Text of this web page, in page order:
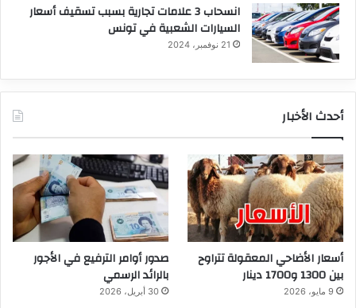
انسحاب 3 علامات تجارية بسبب تسقيف أسعار
السيارات الشعبية في تونس
21 نوفمبر، 2024
أحدث الأخبار
أسعار الأضاحي المعقولة تتراوح
بين 1300 و1700 دينار
9 مايو، 2026
صدور أوامر الترفيع في الأجور
بالرائد الرسمي
30 أبريل، 2026